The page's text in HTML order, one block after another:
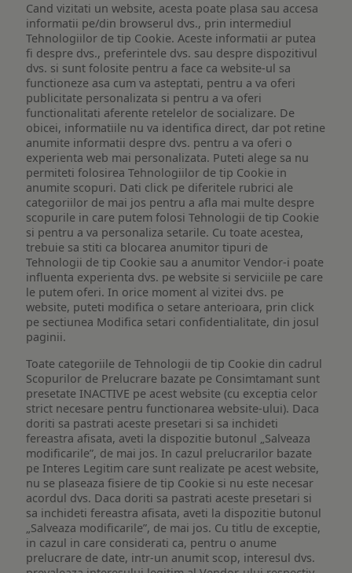
Cand vizitati un website, acesta poate plasa sau accesa
informatii pe/din browserul dvs., prin intermediul
Tehnologiilor de tip Cookie. Aceste informatii ar putea
fi despre dvs., preferintele dvs. sau despre dispozitivul
dvs. si sunt folosite pentru a face ca website-ul sa
functioneze asa cum va asteptati, pentru a va oferi
publicitate personalizata si pentru a va oferi
functionalitati aferente retelelor de socializare. De
obicei, informatiile nu va identifica direct, dar pot retine
anumite informatii despre dvs. pentru a va oferi o
experienta web mai personalizata. Puteti alege sa nu
permiteti folosirea Tehnologiilor de tip Cookie in
anumite scopuri. Dati click pe diferitele rubrici ale
categoriilor de mai jos pentru a afla mai multe despre
scopurile in care putem folosi Tehnologii de tip Cookie
si pentru a va personaliza setarile. Cu toate acestea,
trebuie sa stiti ca blocarea anumitor tipuri de
Tehnologii de tip Cookie sau a anumitor Vendor-i poate
influenta experienta dvs. pe website si serviciile pe care
le putem oferi. In orice moment al vizitei dvs. pe
website, puteti modifica o setare anterioara, prin click
pe sectiunea Modifica setari confidentialitate, din josul
paginii.
Toate categoriile de Tehnologii de tip Cookie din cadrul
Scopurilor de Prelucrare bazate pe Consimtamant sunt
presetate INACTIVE pe acest website (cu exceptia celor
strict necesare pentru functionarea website-ului). Daca
doriti sa pastrati aceste presetari si sa inchideti
fereastra afisata, aveti la dispozitie butonul „Salveaza
modificarile”, de mai jos. In cazul prelucrarilor bazate
pe Interes Legitim care sunt realizate pe acest website,
nu se plaseaza fisiere de tip Cookie si nu este necesar
acordul dvs. Daca doriti sa pastrati aceste presetari si
sa inchideti fereastra afisata, aveti la dispozitie butonul
„Salveaza modificarile”, de mai jos. Cu titlu de exceptie,
in cazul in care considerati ca, pentru o anume
prelucrare de date, intr-un anumit scop, interesul dvs.